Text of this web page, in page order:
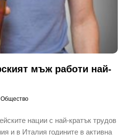
мъж работи най-
Общество
нации с най-кратък трудов
и в Италия годините в активна